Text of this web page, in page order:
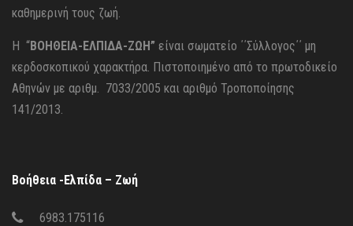
καθημερινή τους ζωή.
Η “ΒΟΗΘΕΙΑ-ΕΛΠΙΔΑ-ΖΩΗ” είναι σωματείο ΄΄Σύλλογος΄΄ μη
κερδοσκοπικού χαρακτήρα. Πιστοποιημένο από το πρωτοδικείο
Αθηνών με αριθμ. 7033/2005 και αριθμό Τροποποίησης
141/2013.
Βοήθεια -Ελπίδα – Ζωή
6983.175116